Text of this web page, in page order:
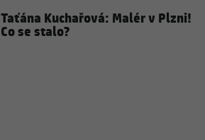
Taťána Kuchařová: Malér v Plzni!
Co se stalo?